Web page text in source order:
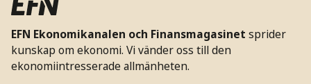
EFN Ekonomikanalen och Finansmagasinet sprider
kunskap om ekonomi. Vi vänder oss till den
ekonomiintresserade allmänheten.